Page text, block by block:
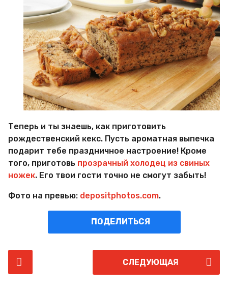
Теперь и ты знаешь, как приготовить
рождественский кекс. Пусть ароматная выпечка
подарит тебе праздничное настроение! Кроме
того, приготовь прозрачный холодец из свиных
ножек. Его твои гости точно не смогут забыть!
Фото на превью: depositphotos.com.
ПОДЕЛИТЬСЯ
o
СЛЕДУЮЩАЯ